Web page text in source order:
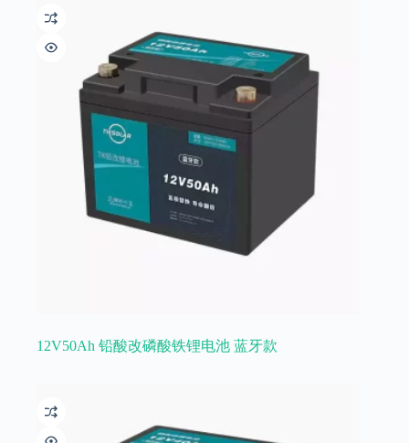
12V50Ah 铅酸改磷酸铁锂电池 蓝牙款